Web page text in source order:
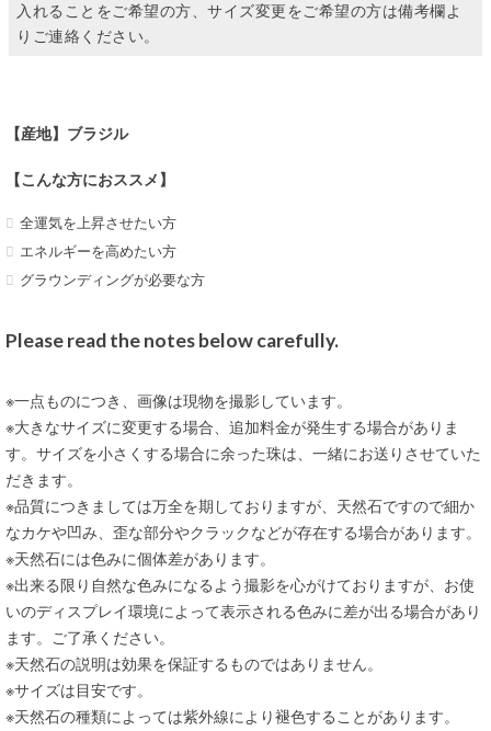
入れることをご希望の方、サイズ変更をご希望の方は備考欄よ
りご連絡ください。
【産地】ブラジル
【こんな方におススメ】
全運気を上昇させたい方
エネルギーを高めたい方
グラウンディングが必要な方
Please read the notes below carefully.
※一点ものにつき、画像は現物を撮影しています。
※大きなサイズに変更する場合、追加料金が発生する場合がありま
す。サイズを小さくする場合に余った珠は、一緒にお送りさせていた
だきます。
※品質につきましては万全を期しておりますが、天然石ですので細か
なカケや凹み、歪な部分やクラックなどが存在する場合があります。
※天然石には色みに個体差があります。
※出来る限り自然な色みになるよう撮影を心がけておりますが、お使
いのディスプレイ環境によって表示される色みに差が出る場合があり
ます。ご了承ください。
※天然石の説明は効果を保証するものではありません。
※サイズは目安です。
※天然石の種類によっては紫外線により褪色することがあります。